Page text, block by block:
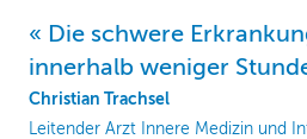
Die schwere
innerhalb weniger
Christian Trachsel
Leitender Arzt Innere Medizin und